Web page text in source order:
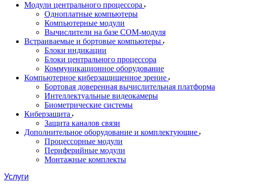
Модули центрального процессора
Одноплатные компьютеры
Компьютерные модули
Вычислители на базе COM-модуля
Встраиваемые и бортовые компьютеры
Блоки индикации
Блоки центрального процессора
Коммуникационное оборудование
Компьютерное киберзащищенное зрение
Бортовая доверенная вычислительная платформа
Интеллектуальные видеокамеры
Биометрические системы
Киберзащита
Защита каналов связи
Дополнительное оборудование и комплектующие
Процессорные модули
Периферийные модули
Монтажные комплекты
Услуги